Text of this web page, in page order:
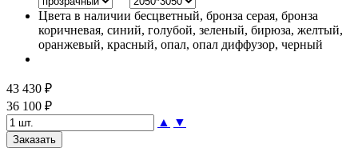
Цвета в наличии бесцветный, бронза серая, бронза
коричневая, синий, голубой, зеленый, бирюза, желтый,
оранжевый, красный, опал, опал диффузор, черный
43 430 ₽
36 100 ₽
▲
▼